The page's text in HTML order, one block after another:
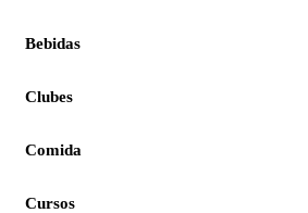
Bebidas
Clubes
Comida
Cursos